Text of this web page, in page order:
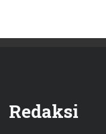
Redaksi